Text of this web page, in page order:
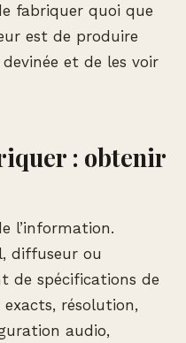
fabriquer quoi que
est de produire
et de les voir
: obtenir
l’information.
diffuseur ou
de spécifications de
résolution,
audio,